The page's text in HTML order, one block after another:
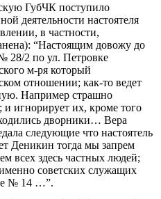
ГубЧК поступило
деятельности настоятеля
в частности,
“Настоящим довожу до
28/2 по ул. Петровке
м-ря который
отношении; как-то ведет
Например страшно
игнорирует их, кроме того
дворники… Вера
следующие что настоятель
Деникин тогда мы запрем
всех здесь частных людей;
советских служащих
№ 14 …”.